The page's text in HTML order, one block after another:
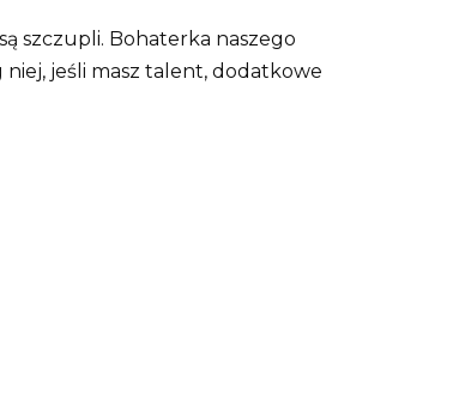
szczupli. Bohaterka naszego
jeśli masz talent, dodatkowe